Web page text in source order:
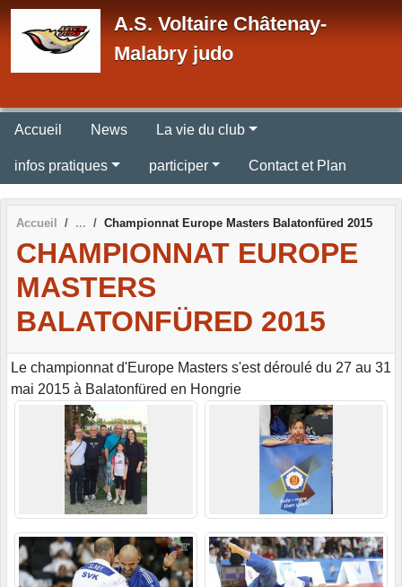
A.S. Voltaire Châtenay-
Malabry judo
Accueil News La vie du club
infos pratiques participer Contact et Plan
Accueil Championnat Europe Masters Balatonfüred 2015
CHAMPIONNAT EUROPE
MASTERS
BALATONFÜRED 2015
Le championnat d'Europe Masters s'est déroulé du 27 au 31
mai 2015 à Balatonfüred en Hongrie
Panneau de gestion des cookies